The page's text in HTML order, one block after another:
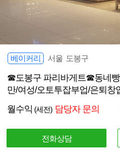
베이커리 서울 도봉구
☎도봉구 파리바게트☎동네빵
만/여성/오토투잡부업/은퇴창
월수익 (세전) 담당자 문의
전화상담